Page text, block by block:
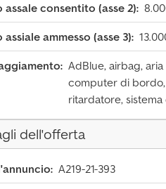
assale consentito (asse 2):
assiale ammesso (asse 3):
AdBlue, airbag,
computer di
ritardatore,
dell'offerta
A219-21-393